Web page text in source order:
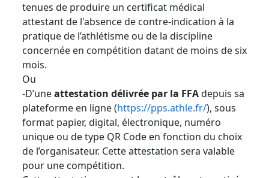
tenues de produire un certificat médical
attestant de l'absence de contre-indication à la
pratique de l’athlétisme ou de la discipline
concernée en compétition datant de moins de six
mois.
Ou
-D’uneattestation délivrée par la FFAdepuis sa
plateforme en ligne (https://pps.athle.fr/), sous
format papier, digital, électronique, numéro
unique ou de type QR Code en fonction du choix
de l’organisateur. Cette attestation sera valable
pour une compétition.